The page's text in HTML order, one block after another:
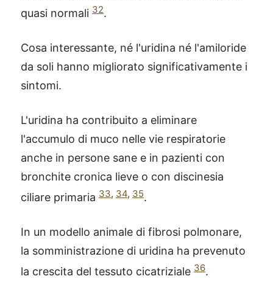
quasi normali 32.
Cosa interessante, né l'uridina né l'amiloride
da soli hanno migliorato significativamente i
sintomi.
L'uridina ha contribuito a eliminare
l'accumulo di muco nelle vie respiratorie
anche in persone sane e in pazienti con
bronchite cronica lieve o con discinesia
ciliare primaria 33, 34, 35.
In un modello animale di fibrosi polmonare,
la somministrazione di uridina ha prevenuto
la crescita del tessuto cicatriziale 36.